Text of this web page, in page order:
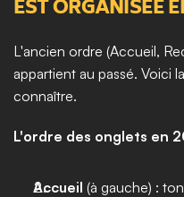
EST ORGANISÉE
L'ancien ordre (Accueil,
appartient au passé. Voici
connaître.
L'ordre des onglets en
Accueil (à gauche) :